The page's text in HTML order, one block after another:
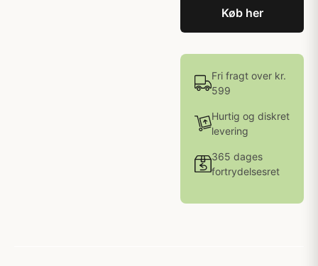
Køb her
Fri fragt over kr.
599
Hurtig og diskret
levering
365 dages
fortrydelsesret